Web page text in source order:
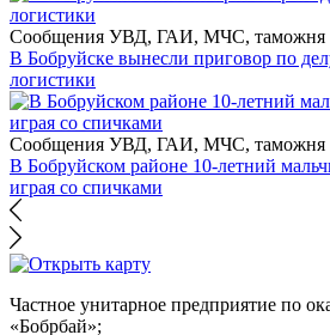
Сообщения УВД, ГАИ, МЧС, таможня
В Бобруйске вынесли приговор по
логистики
Сообщения УВД, ГАИ, МЧС, таможня
В Бобруйском районе 10-летний
играя со спичками
Частное унитарное предприятие по
«Бобрбай»;